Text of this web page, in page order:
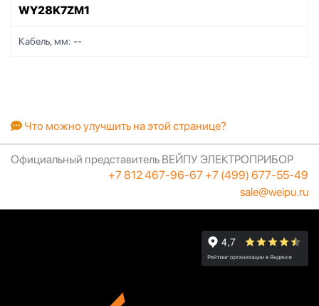
WY28K7ZM1
Кабель, мм: --
Что можно улучшить на этой странице?
Официальный представитель ВЕЙПУ ЭЛЕКТРОПРИБОР
+7 812 467-96-67 +7 (499) 677-55-49
sale@weipu.ru